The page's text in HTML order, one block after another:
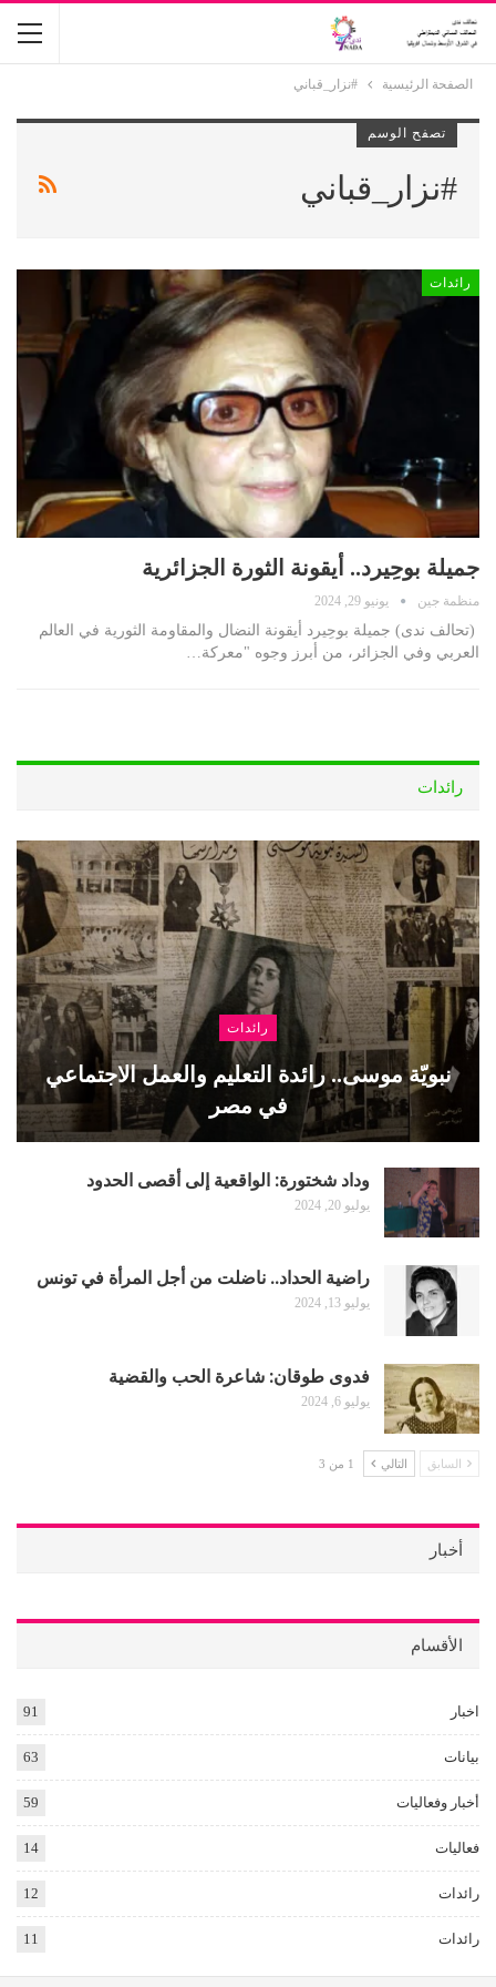
الصفحة الرئيسية #نزار_قباني
تصفح الوسم
#نزار_قباني
رائدات
جميلة بوحِيرد.. أيقونة الثورة الجزائرية
منظمة جين يونيو 29, 2024
(تحالف ندى) جميلة بوحِيرد أيقونة النضال والمقاومة الثورية في العالم
العربي وفي الجزائر، من أبرز وجوه "معركة…
رائدات
رائدات
نبويّة موسى.. رائدة التعليم والعمل الاجتماعي
في مصر
وداد شختورة: الواقعية إلى أقصى الحدود
يوليو 20, 2024
راضية الحداد.. ناضلت من أجل المرأة في تونس
يوليو 13, 2024
فدوى طوقان: شاعرة الحب والقضية
يوليو 6, 2024
السابق التالي 1 من 3
أخبار
الأقسام
اخبار 91
بيانات 63
أخبار وفعاليات 59
فعاليات 14
رائدات 12
رائدات 11